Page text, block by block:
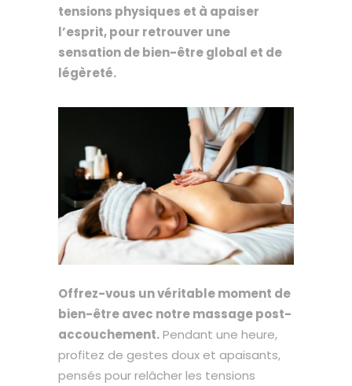
tensions physiques et à apaiser
l’esprit, pour retrouver une
sensation de bien-être global et de
légèreté.
Offrez-vous un véritable moment de
bien-être avec notre massage post-
accouchement.Pendant une heure,
profitez de gestes doux et apaisants,
pensés pour relâcher les tensions